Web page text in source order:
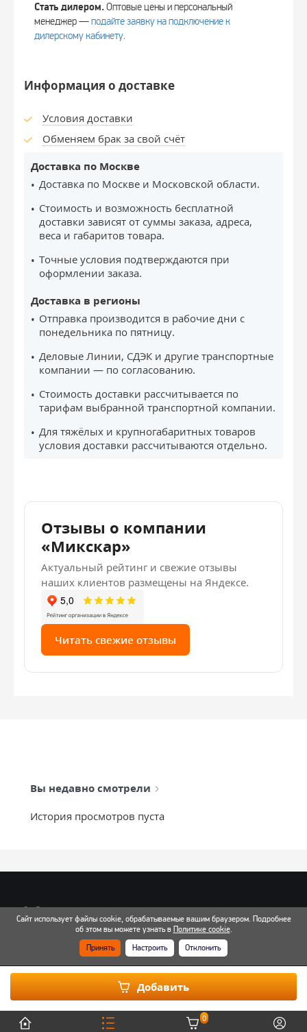
Добавить
0
Стать дилером.Оптовые цены и персональный
менеджер —подайте заявку на подключение к
дилерскому кабинету.
Информация о доставке
Условия доставки
Обменяем брак за свой счёт
Доставка по Москве
Доставка по Москве и Московской области.
Стоимость и возможность бесплатной
доставки зависят от суммы заказа, адреса,
веса и габаритов товара.
Точные условия подтверждаются при
оформлении заказа.
Доставка в регионы
Отправка производится в рабочие дни с
понедельника по пятницу.
Деловые Линии, СДЭК и другие транспортные
компании — по согласованию.
Стоимость доставки рассчитывается по
тарифам выбранной транспортной компании.
Для тяжёлых и крупногабаритных товаров
условия доставки рассчитываются отдельно.
Отзывы о компании
«Микскар»
Актуальный рейтинг и свежие отзывы
наших клиентов размещены на Яндексе.
Читать свежие отзывы
Вы недавно смотрели
История просмотров пуста
info@mixtcar.ru
Почта для связи
Все контакты
Сайт использует файлы cookie, обрабатываемые вашим браузером. Подробнее
об этом вы можете узнать в Политике cookie.
Принять
Настроить Отклонить